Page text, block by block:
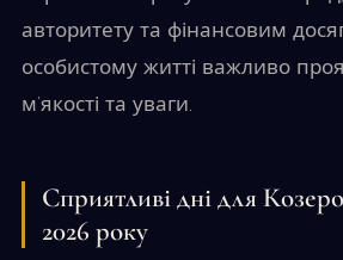
авторитету та фінансовим
особистому житті важливо
м’якості та уваги.
Сприятливі дні для
2026 року